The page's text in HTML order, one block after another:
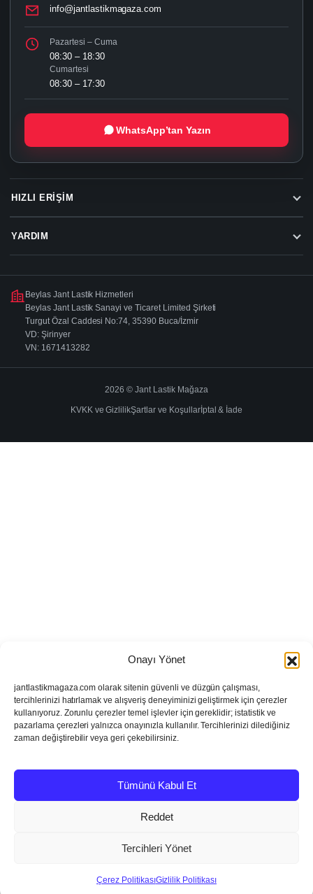
Onayı Yönet
jantlastikmagaza.com olarak sitenin güvenli ve düzgün çalışması,
tercihlerinizi hatırlamak ve alışveriş deneyiminizi geliştirmek için çerezler
kullanıyoruz. Zorunlu çerezler temel işlevler için gereklidir; istatistik ve
pazarlama çerezleri yalnızca onayınızla kullanılır. Tercihlerinizi dilediğiniz
zaman değiştirebilir veya geri çekebilirsiniz.
Tümünü Kabul Et
Reddet
Tercihleri Yönet
Çerez PolitikasıGizlilik Politikası
HIZLI ERIŞIM
YARDIM
info@jantlastikmagaza.com
Pazartesi – Cuma
08:30 – 18:30
Cumartesi
08:30 – 17:30
WhatsApp’tan Yazın
Beylas Jant Lastik Hizmetleri
Beylas Jant Lastik Sanayi ve Ticaret Limited Şirketi
Turgut Özal Caddesi No:74, 35390 Buca/İzmir
VD: Şirinyer
VN: 1671413282
2026 © Jant Lastik Mağaza
KVKK ve GizlilikŞartlar ve Koşullarİptal & İade